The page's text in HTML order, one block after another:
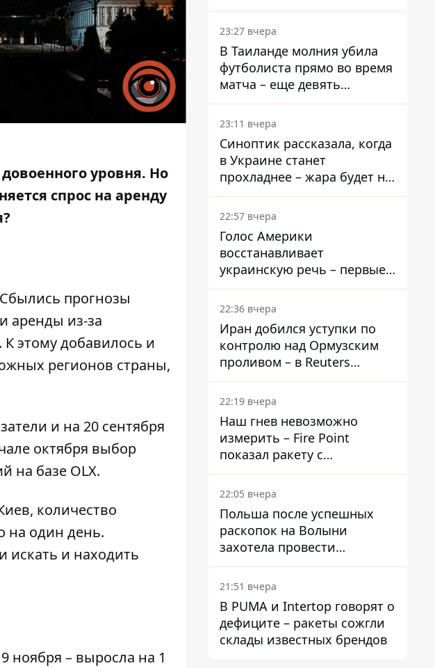
уровня. Но
спрос на аренду
прогнозы
аренды из-за
этому добавилось и
регионов страны,
и на 20 сентября
октября выбор
на базе OLX.
количество
на один день.
и находить
ноября – выросла на 1
результаты опроса
23:27 вчера
В Таиланде молния убила
футболиста прямо во время
матча – еще девять
пострадали
23:11 вчера
Синоптик рассказала, когда
в Украине станет
прохладнее – жара будет не
долго
22:57 вчера
Голос Америки
восстанавливает
украинскую речь – первые
эфиры ожидаются на
следующей неделе
22:36 вчера
Иран добился уступки по
контролю над Ормузским
проливом – в Reuters
раскрыли детали
22:19 вчера
Наш гнев невозможно
измерить – Fire Point
показал ракету с
загадочной отметкой 723
22:05 вчера
Польша после успешных
раскопок на Волыни
захотела провести
эксгумацию в новых местах
21:51 вчера
В PUMA и Intertop говорят о
дефиците – ракеты сожгли
склады известных брендов